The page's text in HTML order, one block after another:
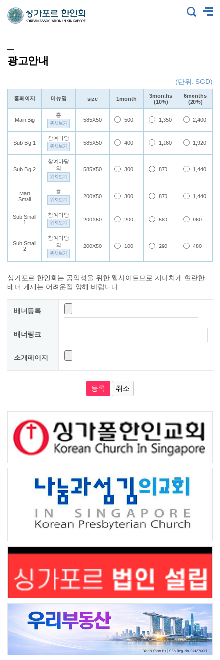
광고안내
(단위: SGD)
홈페이지 메뉴명 size 1month
3months
(10%)
6months
(20%)
Main Big
홈
위치보기
585X50 500 1,350 2,400
Sub Big 1
참여마당
위치보기
585X50 400 1,160 1,920
Sub Big 2
참여마당
외
위치보기
585X50 300 870 1,440
Main
Small
홈
위치보기
200X50 300 870 1,440
Sub Small
1
참여마당
위치보기
200X50 200 580 960
Sub Small
2
참여마당
외
위치보기
200X50 100 290 480
싱가포르 한인회는 공익성을 위한 웹사이트므로 지나치게 현란한
배너 게재는 어려운점 양해 바랍니다.
배너등록
배너링크
소개페이지
등록 취소